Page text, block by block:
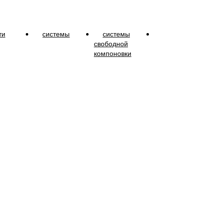
системы
системы
свободной
компоновки